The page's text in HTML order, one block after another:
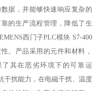
据，并能够快速响应复杂的
的生产流程管理，降低了生
西门子PLC模块 S7-400
。产品采用的元件和材料，
其在恶劣环境下的可靠运
干扰能力，在电磁干扰、温度